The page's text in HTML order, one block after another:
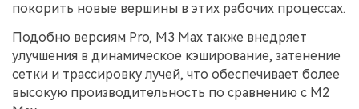
покорить новые вершины в этих рабочих процессах.
Подобно версиям Pro, M3 Max также внедряет
улучшения в динамическое кэширование, затенение
сетки и трассировку лучей, что обеспечивает более
высокую производительность по сравнению с M2